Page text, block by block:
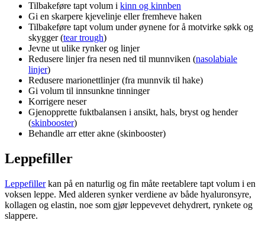
Tilbakeføre tapt volum i kinn og kinnben
Gi en skarpere kjevelinje eller fremheve haken
Tilbakeføre tapt volum under øynene for å motvirke søkk og
skygger (tear trough)
Jevne ut ulike rynker og linjer
Redusere linjer fra nesen ned til munnviken (nasolabiale
linjer)
Redusere marionettlinjer (fra munnvik til hake)
Gi volum til innsunkne tinninger
Korrigere neser
Gjenopprette fuktbalansen i ansikt, hals, bryst og hender
(skinbooster)
Behandle arr etter akne (skinbooster)
Leppefiller
Leppefillerkan på en naturlig og fin måte reetablere tapt volum i en
voksen leppe. Med alderen synker verdiene av både hyaluronsyre,
kollagen og elastin, noe som gjør leppevevet dehydrert, rynkete og
slappere.